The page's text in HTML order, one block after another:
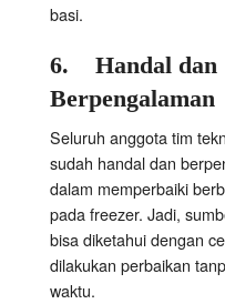
basi.
6. Handal dan
Berpengalaman
Seluruh anggota tim
sudah handal dan
dalam memperbaiki
pada freezer. Jadi,
bisa diketahui dengan
dilakukan perbaikan
waktu.